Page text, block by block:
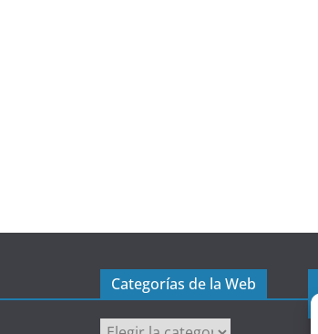
Categorías de la Web